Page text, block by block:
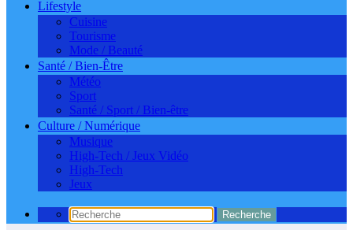
Lifestyle
Cuisine
Tourisme
Mode / Beauté
Santé / Bien-Être
Météo
Sport
Santé / Sport / Bien-être
Culture / Numérique
Musique
High-Tech / Jeux Vidéo
High-Tech
Jeux